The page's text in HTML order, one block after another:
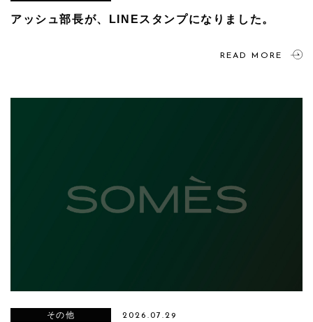
アッシュ部長が、LINEスタンプになりました。
READ MORE
その他 2026.07.29